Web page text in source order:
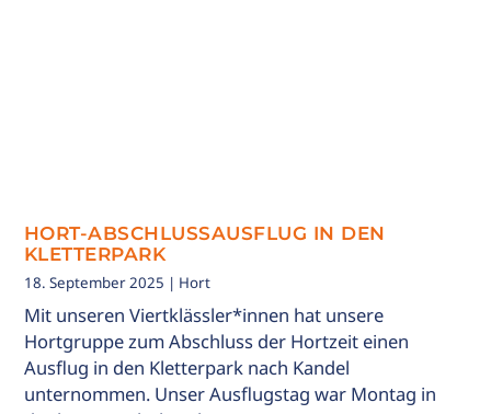
HORT-ABSCHLUSSAUSFLUG IN DEN
KLETTERPARK
18. September 2025 | Hort
Mit unseren Viertklässler*innen hat unsere
Hortgruppe zum Abschluss der Hortzeit einen
Ausflug in den Kletterpark nach Kandel
unternommen. Unser Ausflugstag war Montag in